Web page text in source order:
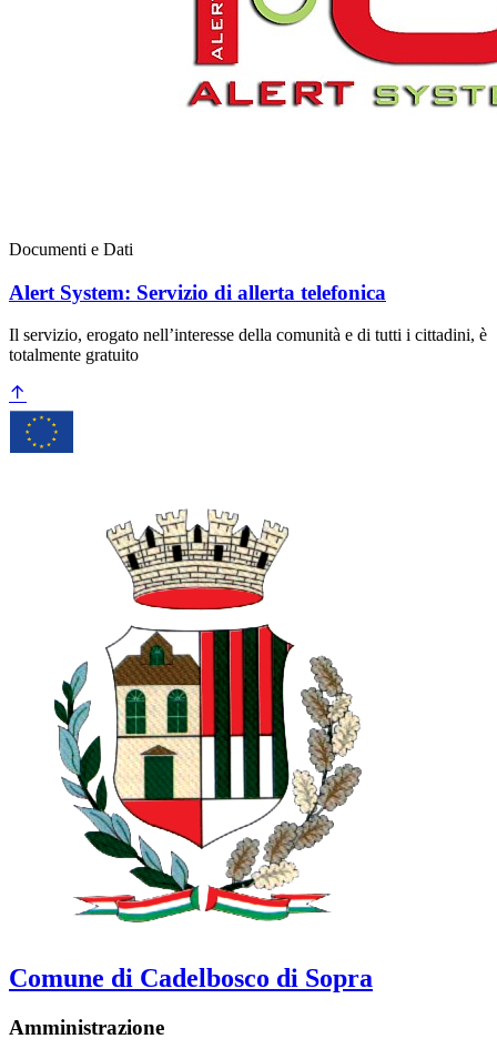
Documenti e Dati
Alert System: Servizio di allerta telefonica
Il servizio, erogato nell’interesse della comunità e di tutti i cittadini, è
totalmente gratuito
Comune di Cadelbosco di Sopra
Amministrazione